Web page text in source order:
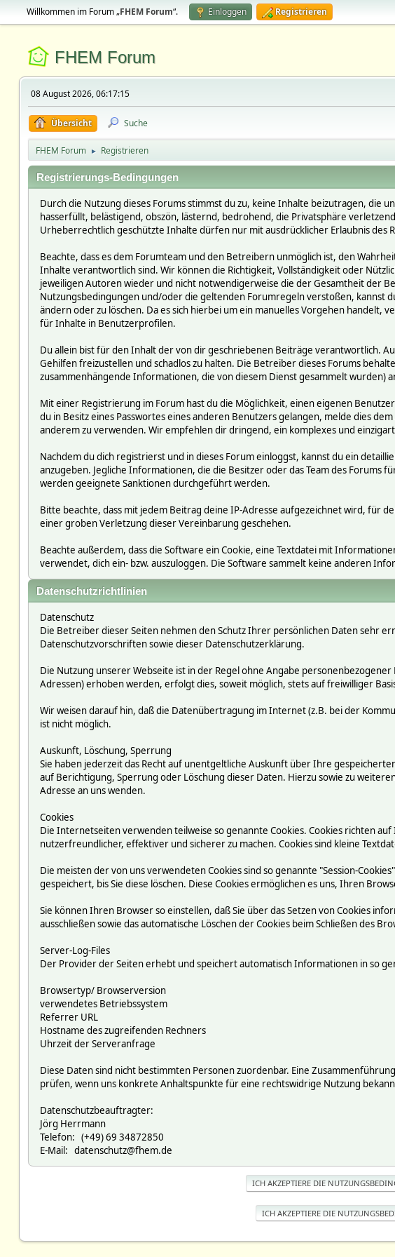
Willkommen im Forum „FHEM Forum“. Einloggen Registrieren
FHEM Forum
08 August 2026, 06:17:15
Übersicht Suche
FHEM Forum ► Registrieren
Registrierungs-Bedingungen
Durch die Nutzung dieses Forums stimmst du zu, keine Inhalte beizutragen, die
hasserfüllt, belästigend, obszön, lästernd, bedrohend, die Privatsphäre
Urheberrechtlich geschützte Inhalte dürfen nur mit ausdrücklicher Erlaubnis
Beachte, dass es dem Forumteam und den Betreibern unmöglich ist, den
Inhalte verantwortlich sind. Wir können die Richtigkeit, Vollständigkeit oder
jeweiligen Autoren wieder und nicht notwendigerweise die der Gesamtheit der
Nutzungsbedingungen und/oder die geltenden Forumregeln verstoßen, kannst
ändern oder zu löschen. Da es sich hierbei um ein manuelles Vorgehen
für Inhalte in Benutzerprofilen.
Du allein bist für den Inhalt der von dir geschriebenen Beiträge verantwortlich.
Gehilfen freizustellen und schadlos zu halten. Die Betreiber dieses Forums
zusammenhängende Informationen, die von diesem Dienst gesammelt wurden)
Mit einer Registrierung im Forum hast du die Möglichkeit, einen eigenen
du in Besitz eines Passwortes eines anderen Benutzers gelangen, melde dies
anderem zu verwenden. Wir empfehlen dir dringend, ein komplexes und
Nachdem du dich registrierst und in dieses Forum einloggst, kannst du ein
anzugeben. Jegliche Informationen, die die Besitzer oder das Team des
werden geeignete Sanktionen durchgeführt werden.
Bitte beachte, dass mit jedem Beitrag deine IP-Adresse aufgezeichnet wird, für
einer groben Verletzung dieser Vereinbarung geschehen.
Beachte außerdem, dass die Software ein Cookie, eine Textdatei mit
verwendet, dich ein- bzw. auszuloggen. Die Software sammelt keine anderen
Datenschutzrichtlinien
Datenschutz
Die Betreiber dieser Seiten nehmen den Schutz Ihrer persönlichen Daten sehr
Datenschutzvorschriften sowie dieser Datenschutzerklärung.
Die Nutzung unserer Webseite ist in der Regel ohne Angabe
Adressen) erhoben werden, erfolgt dies, soweit möglich, stets auf freiwilliger
Wir weisen darauf hin, daß die Datenübertragung im Internet (z.B. bei der
ist nicht möglich.
Auskunft, Löschung, Sperrung
Sie haben jederzeit das Recht auf unentgeltliche Auskunft über Ihre
auf Berichtigung, Sperrung oder Löschung dieser Daten. Hierzu sowie zu
Adresse an uns wenden.
Cookies
Die Internetseiten verwenden teilweise so genannte Cookies. Cookies richten
nutzerfreundlicher, effektiver und sicherer zu machen. Cookies sind kleine
Die meisten der von uns verwendeten Cookies sind so genannte "Session-
gespeichert, bis Sie diese löschen. Diese Cookies ermöglichen es uns, Ihren
Sie können Ihren Browser so einstellen, daß Sie über das Setzen von Cookies
ausschließen sowie das automatische Löschen der Cookies beim Schließen des
Server-Log-Files
Der Provider der Seiten erhebt und speichert automatisch Informationen in so
Browsertyp/ Browserversion
verwendetes Betriebssystem
Referrer URL
Hostname des zugreifenden Rechners
Uhrzeit der Serveranfrage
Diese Daten sind nicht bestimmten Personen zuordenbar. Eine
prüfen, wenn uns konkrete Anhaltspunkte für eine rechtswidrige Nutzung
Datenschutzbeauftragter:
Jörg Herrmann
Telefon: (+49) 69 34872850
E-Mail: datenschutz@fhem.de